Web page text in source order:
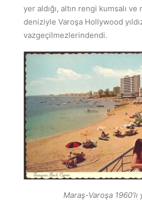
yer aldığı, altın rengi kumsalı ve
deniziyle Varoşa Hollywood
vazgeçilmezlerindendi.
Maraş-Varoşa 1960’lı